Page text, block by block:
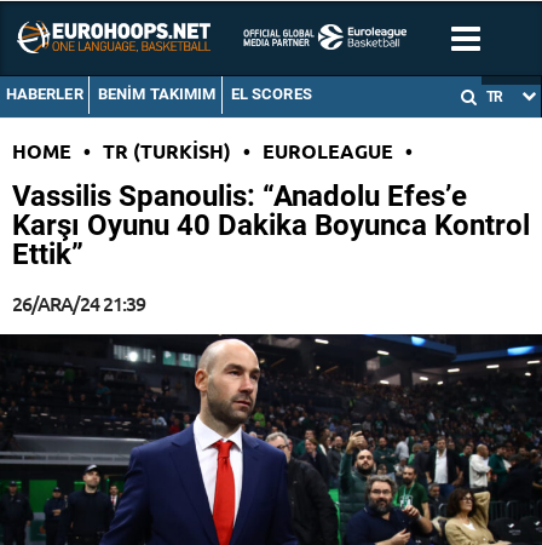
HABERLER BENIM TAKIMIM EL SCORES TR
HOME • TR (TURKISH) • EUROLEAGUE •
Vassilis Spanoulis: “Anadolu Efes’e
Karşı Oyunu 40 Dakika Boyunca Kontrol
Ettik”
26/ARA/24 21:39